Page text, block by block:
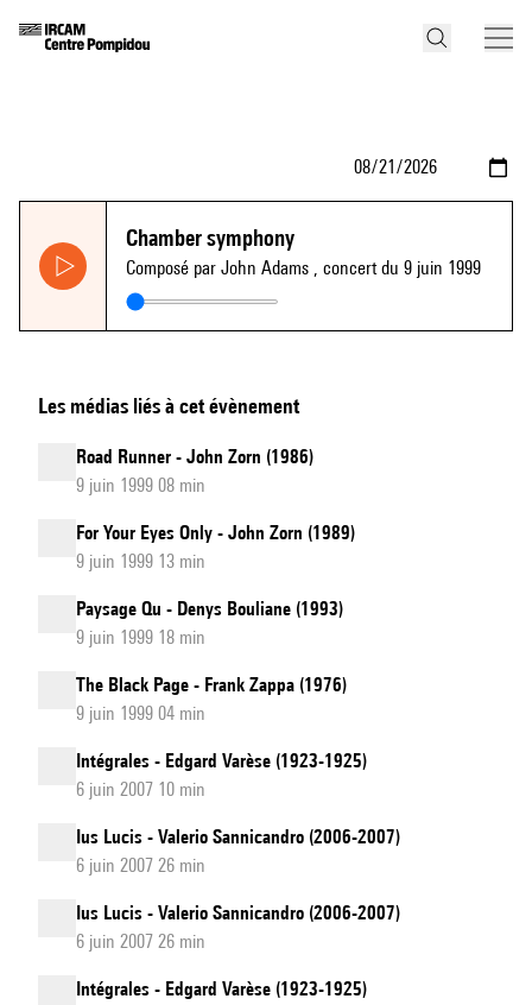
Chamber symphony
Composé par John Adams , concert du 9 juin 1999
Les médias liés à cet évènement
Road Runner - John Zorn (1986)
9 juin 1999 08 min
For Your Eyes Only - John Zorn (1989)
9 juin 1999 13 min
Paysage Qu - Denys Bouliane (1993)
9 juin 1999 18 min
The Black Page - Frank Zappa (1976)
9 juin 1999 04 min
Intégrales - Edgard Varèse (1923-1925)
6 juin 2007 10 min
Ius Lucis - Valerio Sannicandro (2006-2007)
6 juin 2007 26 min
Ius Lucis - Valerio Sannicandro (2006-2007)
6 juin 2007 26 min
Intégrales - Edgard Varèse (1923-1925)